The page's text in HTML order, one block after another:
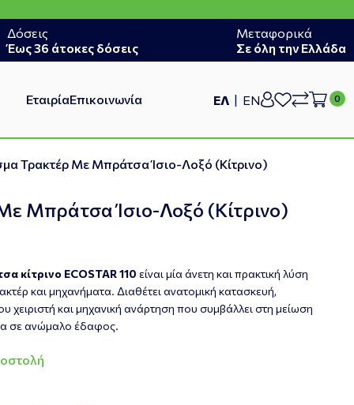
Δόσεις
Έως 36 άτοκες δόσεις
Μεταφορικά
Σε όλη την Ελλάδα
ΕταιρίαΕπικοινωνία ΕΛ EN
Τρακτέρ Με Μπράτσα Ίσιο-Λοξό (Κίτρινο)
Μπράτσα Ίσιο-Λοξό (Κίτρινο)
κίτρινο ECOSTAR 110 είναι μία άνετη και πρακτική λύση
και μηχανήματα. Διαθέτει ανατομική κατασκευή,
χειριστή και μηχανική ανάρτηση που συμβάλλει στη μείωση
σε ανώμαλο έδαφος.